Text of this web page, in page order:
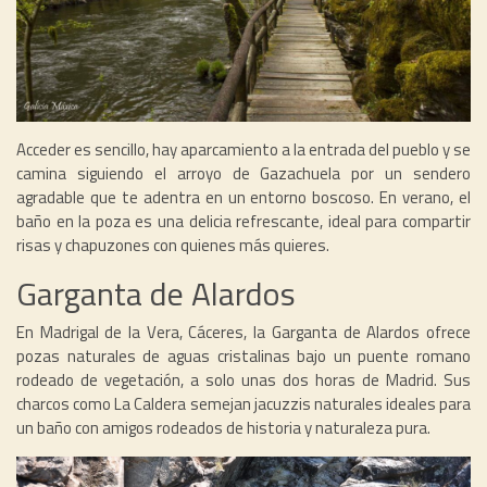
Acceder es sencillo, hay aparcamiento a la entrada del pueblo y se
camina siguiendo el arroyo de Gazachuela por un sendero
agradable que te adentra en un entorno boscoso. En verano, el
baño en la poza es una delicia refrescante, ideal para compartir
risas y chapuzones con quienes más quieres.
Garganta de Alardos
En Madrigal de la Vera, Cáceres, la Garganta de Alardos ofrece
pozas naturales de aguas cristalinas bajo un puente romano
rodeado de vegetación, a solo unas dos horas de Madrid. Sus
charcos como La Caldera semejan jacuzzis naturales ideales para
un baño con amigos rodeados de historia y naturaleza pura.